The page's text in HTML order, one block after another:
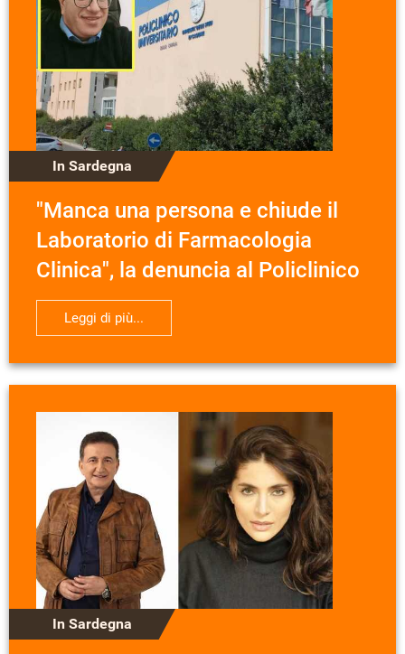
In Sardegna
"Manca una persona e chiude il
Laboratorio di Farmacologia
Clinica", la denuncia al Policlinico
Leggi di più...
In Sardegna